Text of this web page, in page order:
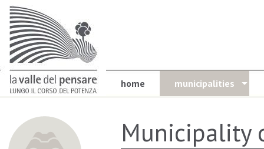
home municipalities
Municipality